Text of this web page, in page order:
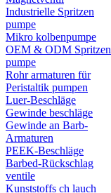
Industrielle Spritzen
pumpe
Mikro kolbenpumpe
OEM & ODM Spritzen
pumpe
Rohr armaturen für
Peristaltik pumpen
Luer-Beschläge
Gewinde beschläge
Gewinde an Barb-
Armaturen
PEEK-Beschläge
Barbed-Rückschlag
ventile
Kunststoffs ch lauch